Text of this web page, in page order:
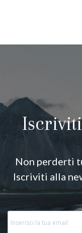
Non perderti
Iscriviti alla